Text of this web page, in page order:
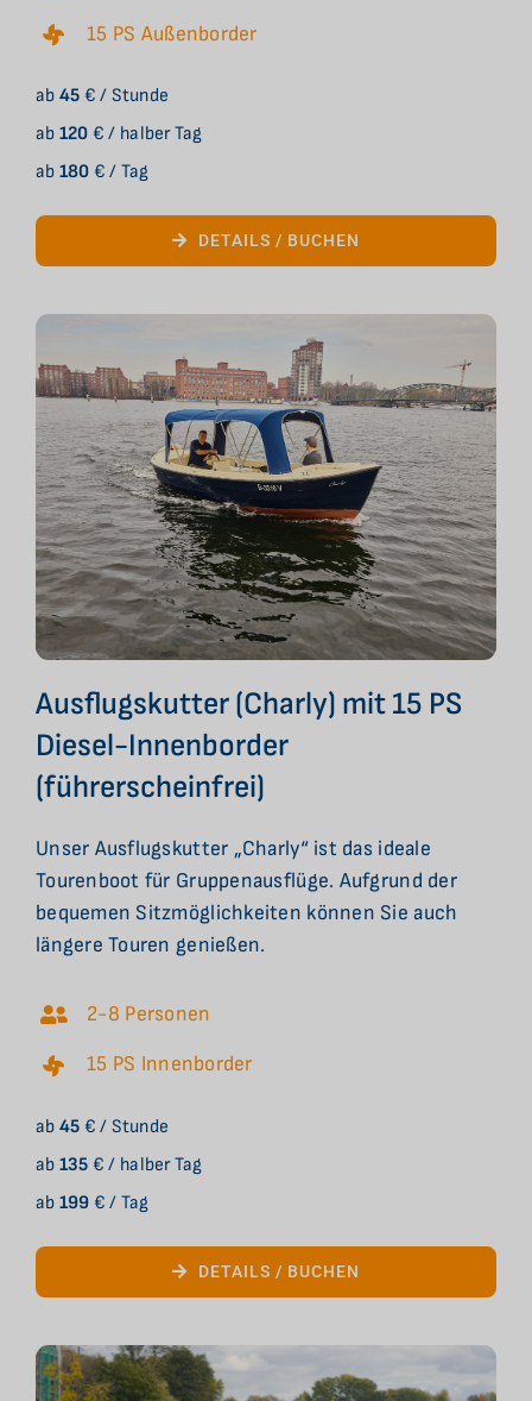
15 PS Außenborder
ab 45 € / Stunde
ab 120 € / halber Tag
ab 180 € / Tag
DETAILS / BUCHEN
Ausflugskutter (Charly) mit 15 PS
Diesel-Innenborder
(führerscheinfrei)
Unser Ausflugskutter „Charly“ ist das ideale
Tourenboot für Gruppenausflüge. Aufgrund der
bequemen Sitzmöglichkeiten können Sie auch
längere Touren genießen.
2-8 Personen
15 PS Innenborder
ab 45 € / Stunde
ab 135 € / halber Tag
ab 199 € / Tag
DETAILS / BUCHEN